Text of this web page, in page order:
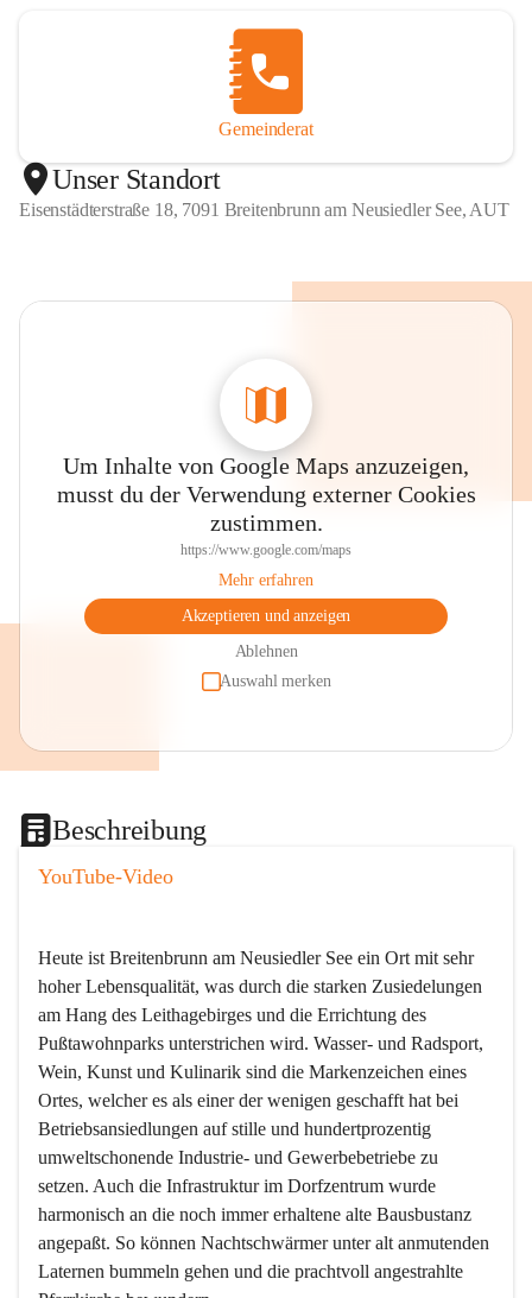
Gemeinderat
Unser Standort
Eisenstädterstraße 18, 7091 Breitenbrunn am Neusiedler See, AUT
Um Inhalte von Google Maps anzuzeigen,
musst du der Verwendung externer Cookies
zustimmen.
https://www.google.com/maps
Mehr erfahren
Akzeptieren und anzeigen
Ablehnen
Auswahl merken
Beschreibung
YouTube-Video
Heute ist Breitenbrunn am Neusiedler See ein Ort mit sehr
hoher Lebensqualität, was durch die starken Zusiedelungen
am Hang des Leithagebirges und die Errichtung des
Pußtawohnparks unterstrichen wird. Wasser- und Radsport,
Wein, Kunst und Kulinarik sind die Markenzeichen eines
Ortes, welcher es als einer der wenigen geschafft hat bei
Betriebsansiedlungen auf stille und hundertprozentig
umweltschonende Industrie- und Gewerbebetriebe zu
setzen. Auch die Infrastruktur im Dorfzentrum wurde
harmonisch an die noch immer erhaltene alte Bausbustanz
angepaßt. So können Nachtschwärmer unter alt anmutenden
Laternen bummeln gehen und die prachtvoll angestrahlte